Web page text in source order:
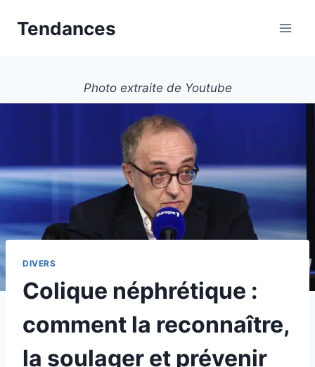
Tendances
Photo extraite de Youtube
DIVERS
Colique néphrétique :
comment la reconnaître,
la soulager et prévenir